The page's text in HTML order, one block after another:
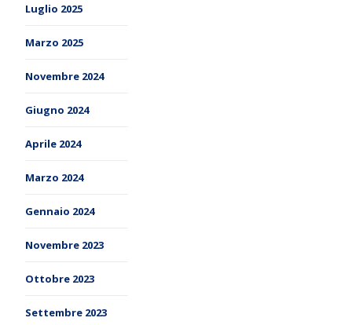
Luglio 2025
Marzo 2025
Novembre 2024
Giugno 2024
Aprile 2024
Marzo 2024
Gennaio 2024
Novembre 2023
Ottobre 2023
Settembre 2023